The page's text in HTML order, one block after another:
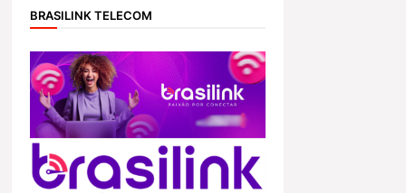
BRASILINK TELECOM